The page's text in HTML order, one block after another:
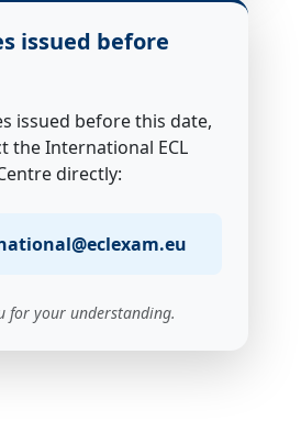
issued before
issued before this date,
the International ECL
directly:
for your understanding.